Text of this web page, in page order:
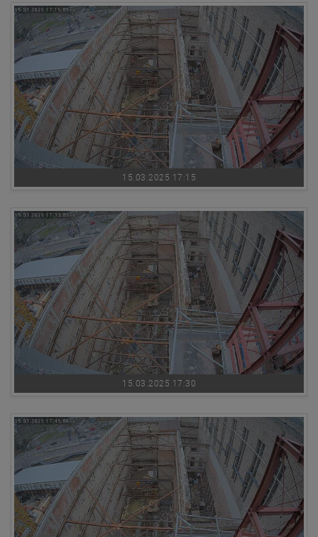
15.03.2025 17:15
15.03.2025 17:30